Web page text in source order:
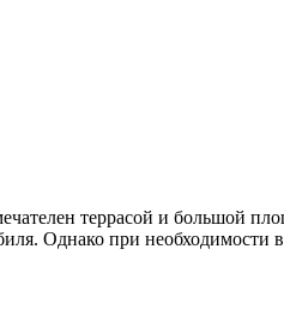
террасой и большой
Однако при